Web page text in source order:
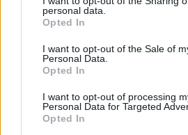
personal data.
Opted In
I want to opt-out of the Sale of
Personal Data.
Opted In
I want to opt-out of processing
Personal Data for Targeted
Opted In
CAVALIERE DEL LAVORO
Marina Berlusconi: "In
col padre Silvio"
DOPO L'ATTERRAGGIO